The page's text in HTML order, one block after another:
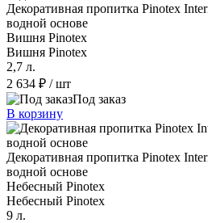
Декоративная пропитка Pinotex
водной основе
Вишня Pinotex
Вишня Pinotex
2,7 л.
2 634 ₽ / шт
Под заказ
В корзину
Декоративная пропитка Pinotex
водной основе
Небесный Pinotex
Небесный Pinotex
9 л.